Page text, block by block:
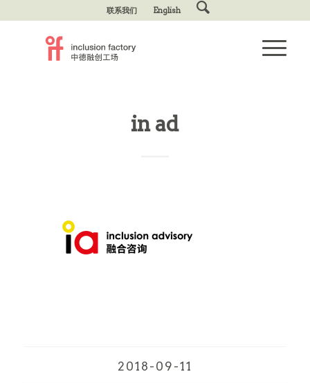
联系我们 English
in ad
2018-09-11